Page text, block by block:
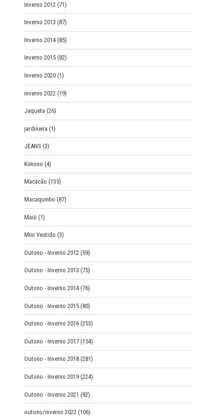
Inverno 2012 (71)
Inverno 2013 (87)
Inverno 2014 (85)
Inverno 2015 (82)
Inverno 2020 (1)
inverno 2022 (19)
Jaqueta (26)
jardineira (1)
JEANS (3)
Kimono (4)
Macacão (135)
Macaquinho (87)
Maiô (1)
Mini Vestido (3)
Outono - Inverno 2012 (59)
Outono - Inverno 2013 (75)
Outono - Inverno 2014 (76)
Outono - Inverno 2015 (80)
Outono - Inverno 2016 (253)
Outono - Inverno 2017 (154)
Outono - Inverno 2018 (281)
Outono - Inverno 2019 (224)
Outono - Inverno 2021 (92)
outono/inverno 2022 (106)